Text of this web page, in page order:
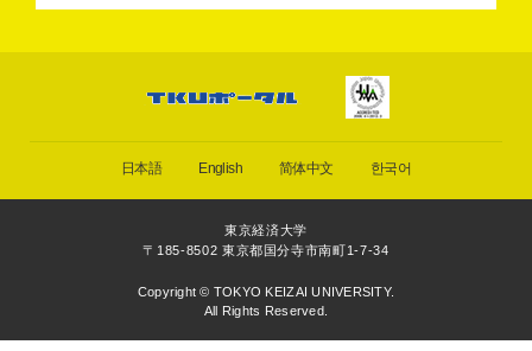
日本語 English 简体中文 한국어
東京経済大学
〒185-8502 東京都国分寺市南町1-7-34
Copyright © TOKYO KEIZAI UNIVERSITY.
All Rights Reserved.